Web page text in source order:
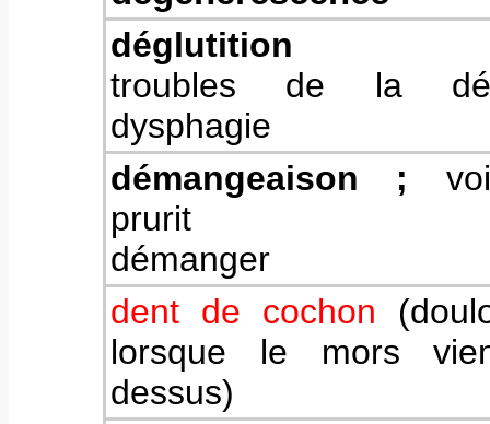
déglutition
troubles de la
dysphagie
démangeaison ;
prurit
démanger
dent de cochon (
lorsque le mors
dessus)